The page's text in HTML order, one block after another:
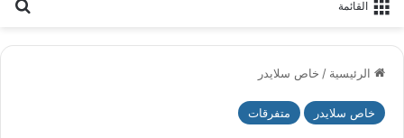
القائمة
الرئيسية / خاص سلايدر
خاص سلايدر متفرقات